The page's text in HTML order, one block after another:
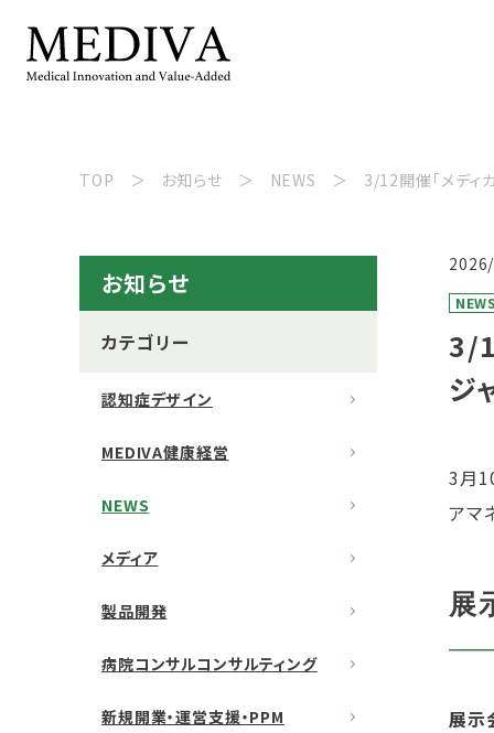
TOP お知らせ NEWS 3/12開催「メディ
お知らせ
カテゴリー
認知症デザイン
MEDIVA健康経営
NEWS
メディア
製品開発
病院コンサルコンサルティング
新規開業・運営支援・PPM
NEWS
3/
ジ
3月
アマ
展
展示